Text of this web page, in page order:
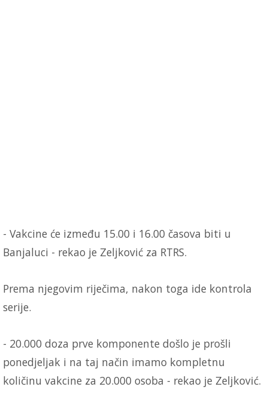
- Vakcine će između 15.00 i 16.00 časova biti u
Banjaluci - rekao je Zeljković za RTRS.
Prema njegovim riječima, nakon toga ide kontrola
serije.
- 20.000 doza prve komponente došlo je prošli
ponedjeljak i na taj način imamo kompletnu
količinu vakcine za 20.000 osoba - rekao je Zeljković.